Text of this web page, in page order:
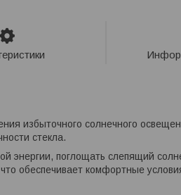
избыточного солнечного
стекла.
энергии, поглощать слепящий
обеспечивает комфортные